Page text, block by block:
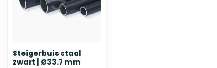
Steigerbuis staal
zwart | Ø33.7 mm